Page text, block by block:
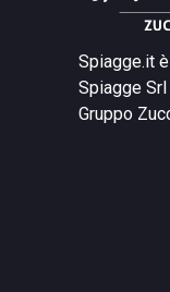
Spiagge.it
Spiagge Srl
Gruppo